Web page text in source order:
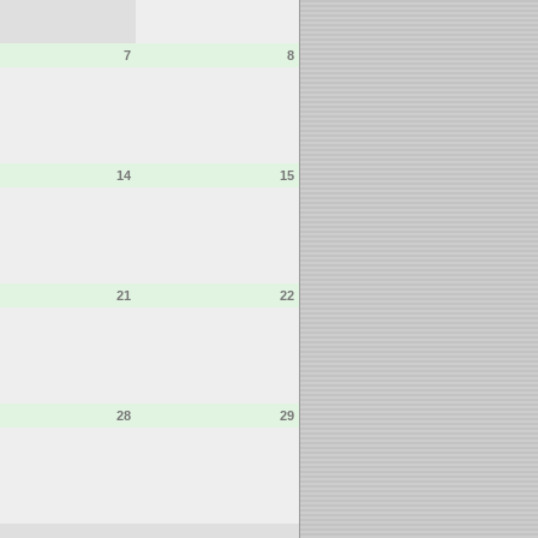
7 8
14 15
21 22
28 29